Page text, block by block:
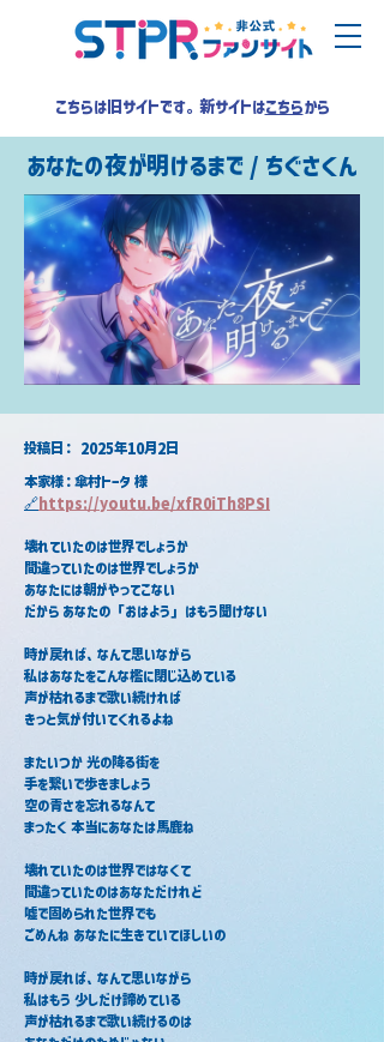
こちらは旧サイトです。新サイトはこちらから
あなたの夜が明けるまで / ちぐさくん
2025年10月2日
​投稿日：
本家様：傘村トータ 様
🔗https://youtu.be/xfR0iTh8PSI
壊れていたのは世界でしょうか
間違っていたのは世界でしょうか
あなたには朝がやってこない
だから あなたの「おはよう」はもう聞けない
時が戻れば、なんて思いながら
私はあなたをこんな檻に閉じ込めている
声が枯れるまで歌い続ければ
きっと気が付いてくれるよね
またいつか 光の降る街を
手を繋いで歩きましょう
空の青さを忘れるなんて
まったく 本当にあなたは馬鹿ね
壊れていたのは世界ではなくて
間違っていたのはあなただけれど
嘘で固められた世界でも
ごめんね あなたに生きていてほしいの
時が戻れば、なんて思いながら
私はもう 少しだけ諦めている
声が枯れるまで歌い続けるのは